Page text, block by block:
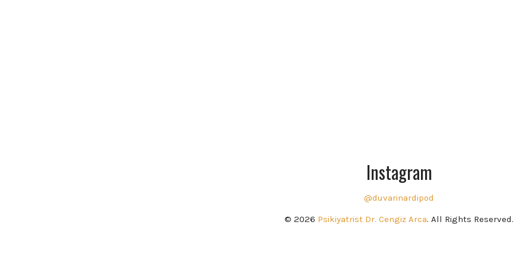
Instagram
@duvarinardipod
© 2026 Psikiyatrist Dr. Cengiz Arca. All Rights Reserved.